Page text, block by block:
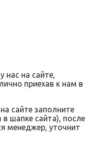
нас на сайте,
приехав к нам в
сайте заполните
шапке сайта), после
менеджер, уточнит